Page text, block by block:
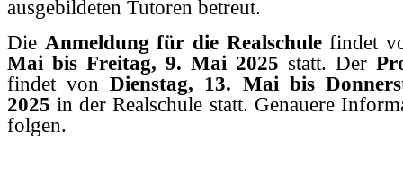
ausgebildeten Tutoren betreut.
Die Anmeldung für die Realschulefindet
Mai bis Freitag, 9. Mai 2025 statt. Der
findet vonDienstag, 13. Mai bis
2025 in der Realschule statt. Genauere
folgen.